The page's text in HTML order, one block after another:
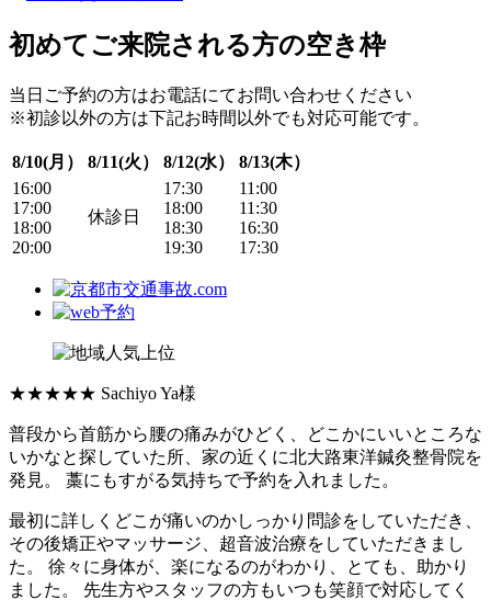
初めてご来院される方の空き枠
当日ご予約の方はお電話にてお問い合わせください
※初診以外の方は下記お時間以外でも対応可能です。
8/10(月） 8/11(火） 8/12(水）
8/13(木）
16:00
17:00
18:00
20:00
休診日
17:30
18:00
18:30
19:30
11:00
11:30
16:30
17:30
★★★★★ Sachiyo Ya様
普段から首筋から腰の痛みがひどく、どこかにいいところな
いかなと探していた所、家の近くに北大路東洋鍼灸整骨院を
発見。 藁にもすがる気持ちで予約を入れました。
最初に詳しくどこが痛いのかしっかり問診をしていただき、
その後矯正やマッサージ、超音波治療をしていただきまし
た。 徐々に身体が、楽になるのがわかり、とても、助かり
ました。 先生方やスタッフの方もいつも笑顔で対応してく